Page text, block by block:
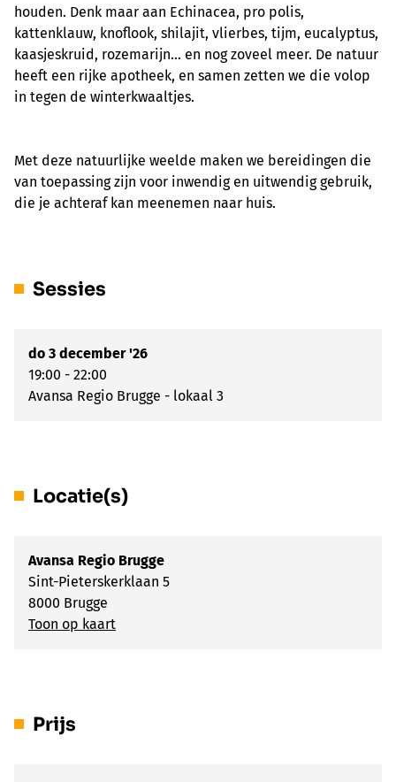
houden. Denk maar aan Echinacea, pro polis,
kattenklauw, knoflook, shilajit, vlierbes, tijm, eucalyptus,
kaasjeskruid, rozemarijn... en nog zoveel meer. De natuur
heeft een rijke apotheek, en samen zetten we die volop
in tegen de winterkwaaltjes.
Met deze natuurlijke weelde maken we bereidingen die
van toepassing zijn voor inwendig en uitwendig gebruik,
die je achteraf kan meenemen naar huis.
Sessies
do 3 december '26
19:00 - 22:00
Avansa Regio Brugge - lokaal 3
Locatie(s)
Avansa Regio Brugge
Sint-Pieterskerklaan 5
8000 Brugge
Toon op kaart
Prijs